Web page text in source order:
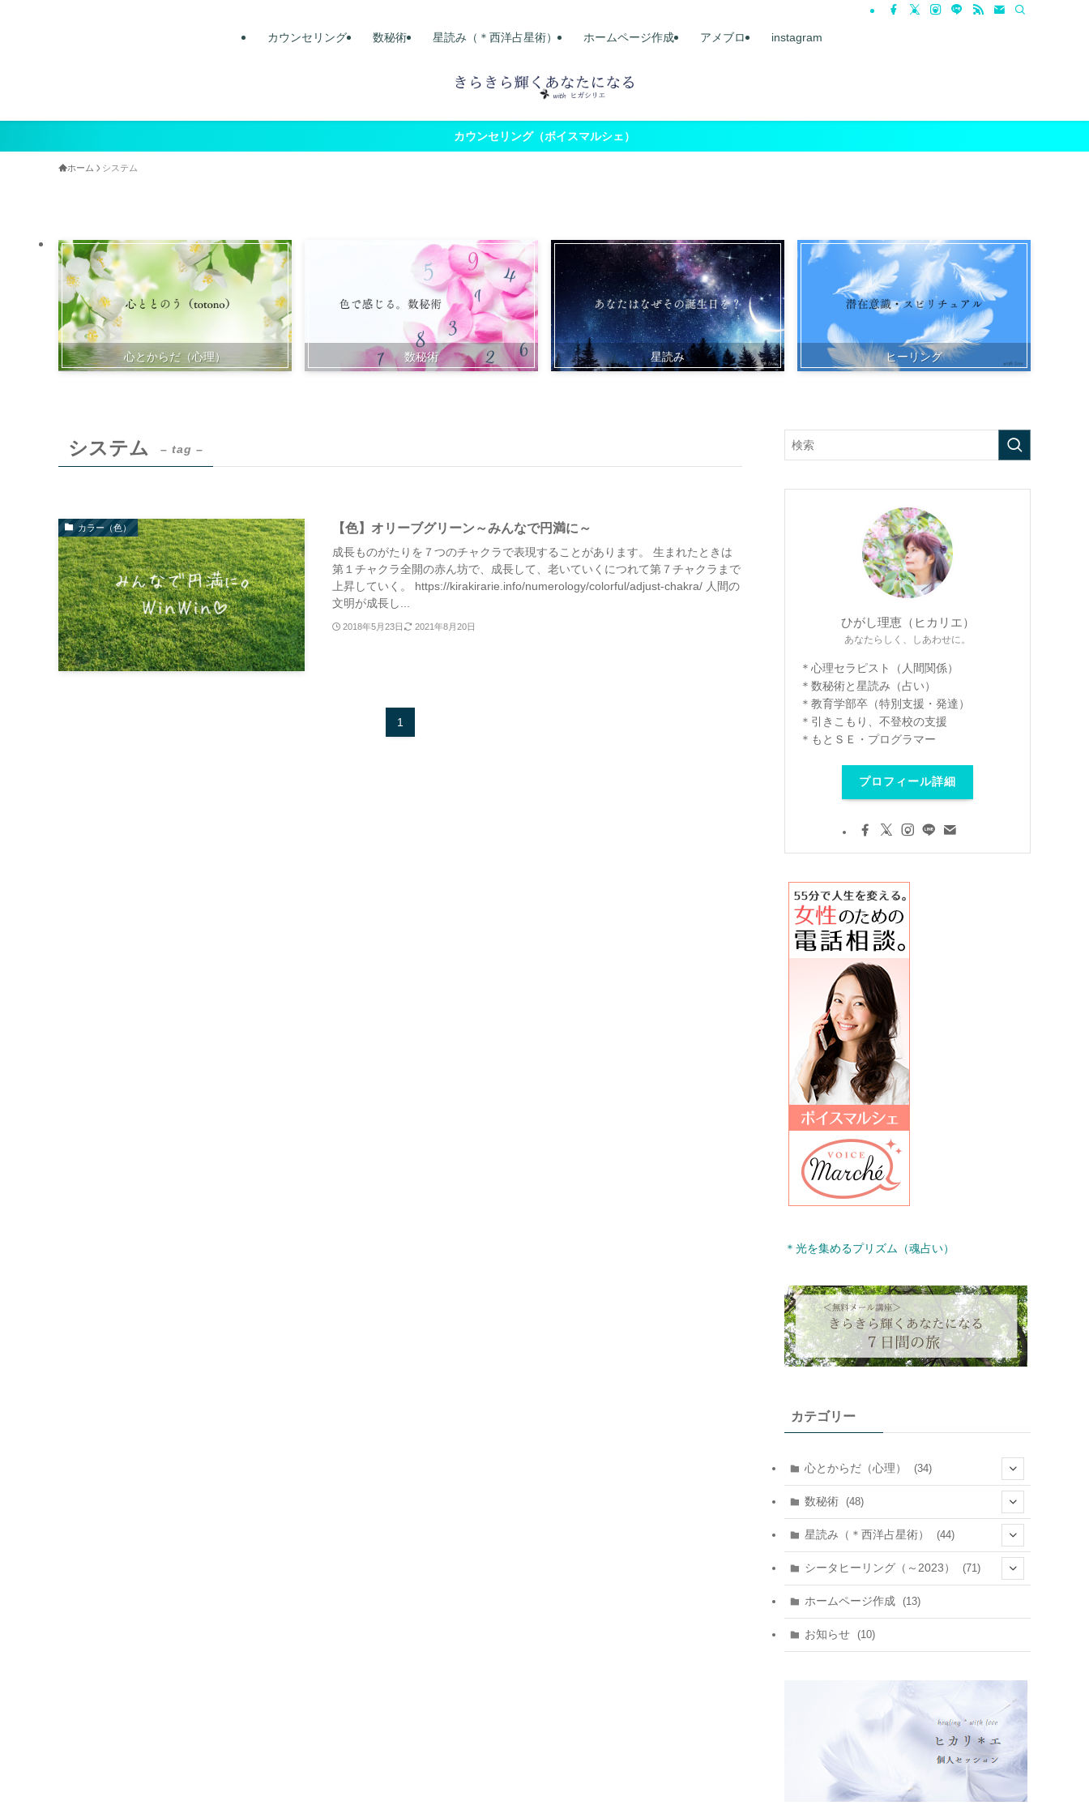
カウンセリング 数秘術 星読み（＊西洋占星術） ホームページ作成 アメブロ instagram
カウンセリング（ボイスマルシェ）
ホーム システム
心とからだ（心理） 数秘術 星読み ヒーリング
システム – tag –
カラー（色） 【色】オリーブグリーン～みんなで円満に～
成長ものがたりを７つのチャクラで表現することがあります。 生まれたときは
第１チャクラ全開の赤ん坊で、成長して、老いていくにつれて第７チャクラまで
上昇していく。 https://kirakirarie.info/numerology/colorful/adjust-chakra/ 人間の
文明が成長し...
2018年5月23日 2021年8月20日
1
ひがし理恵（ヒカリエ）
あなたらしく、しあわせに。
＊心理セラピスト（人間関係）
＊数秘術と星読み（占い）
＊教育学部卒（特別支援・発達）
＊引きこもり、不登校の支援
＊もとＳＥ・プログラマー
プロフィール詳細
＊光を集めるプリズム（魂占い）
カテゴリー
心とからだ（心理） (34)
(1)
(1)
(22)
(11)
(7)
(4)
(1)
(7)
数秘術 (48)
(11)
(10)
(15)
星読み（＊西洋占星術） (44)
(11)
(8)
シータヒーリング（～2023） (71)
(14)
(18)
ホームページ作成 (13)
お知らせ (10)